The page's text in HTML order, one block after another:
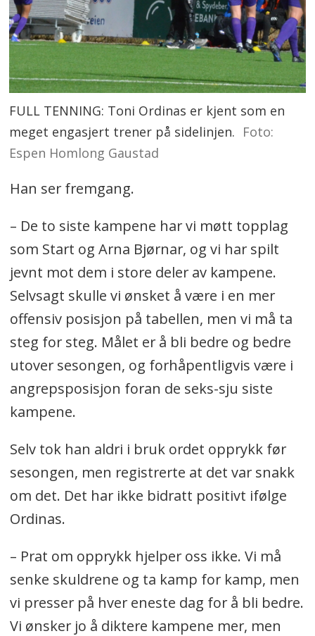
FULL TENNING: Toni Ordinas er kjent som en
meget engasjert trener på sidelinjen. Foto:
Espen Homlong Gaustad
Han ser fremgang.
– De to siste kampene har vi møtt topplag
som Start og Arna Bjørnar, og vi har spilt
jevnt mot dem i store deler av kampene.
Selvsagt skulle vi ønsket å være i en mer
offensiv posisjon på tabellen, men vi må ta
steg for steg. Målet er å bli bedre og bedre
utover sesongen, og forhåpentligvis være i
angrepsposisjon foran de seks-sju siste
kampene.
Selv tok han aldri i bruk ordet opprykk før
sesongen, men registrerte at det var snakk
om det. Det har ikke bidratt positivt ifølge
Ordinas.
– Prat om opprykk hjelper oss ikke. Vi må
senke skuldrene og ta kamp for kamp, men
vi presser på hver eneste dag for å bli bedre.
Vi ønsker jo å diktere kampene mer, men